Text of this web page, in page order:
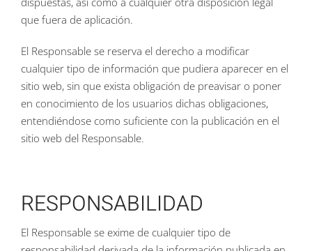
que fuera de aplicación.
El Responsable se reserva el derecho a modificar
cualquier tipo de información que pudiera aparecer en el
sitio web, sin que exista obligación de preavisar o poner
en conocimiento de los usuarios dichas obligaciones,
entendiéndose como suficiente con la publicación en el
sitio web del Responsable.
RESPONSABILIDAD
El Responsable se exime de cualquier tipo de